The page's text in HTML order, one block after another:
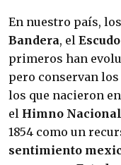
En nuestro país, los
Bandera, el Escudo
primeros han
pero conservan
los que nacieron
el Himno Nacional
1854 como un
sentimiento